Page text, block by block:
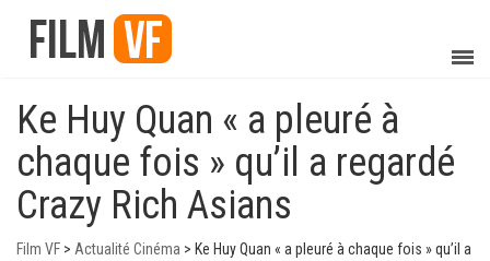
Ke Huy Quan « a pleuré à
chaque fois » qu’il a regardé
Crazy Rich Asians
Film VF > Actualité Cinéma > Ke Huy Quan « a pleuré à chaque fois » qu’il a